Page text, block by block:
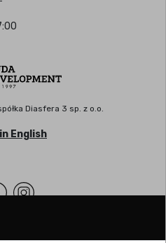
Diasfera 3 sp. z o.o.
English